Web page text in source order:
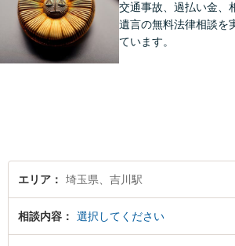
交通事故、過払い金、
遺言の無料法律相談を
ています。
エリア 埼玉県、吉川駅
相談内容 選択してください